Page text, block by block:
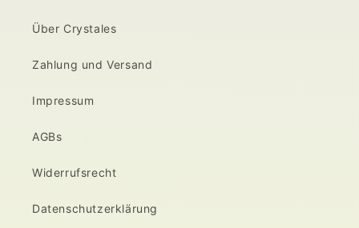
Über Crystales
Zahlung und Versand
Impressum
AGBs
Widerrufsrecht
Datenschutzerklärung